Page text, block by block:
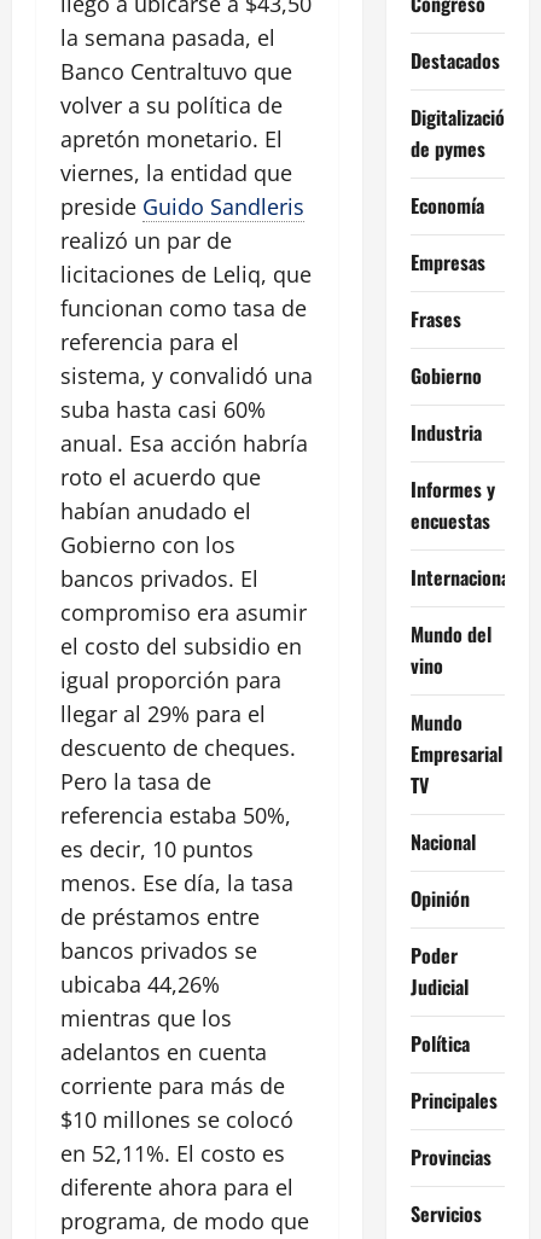
la semana pasada, el
Banco Centraltuvo que
volver a su política de
apretón monetario. El
viernes, la entidad que
preside Guido Sandleris
realizó un par de
licitaciones de Leliq, que
funcionan como tasa de
referencia para el
sistema, y convalidó una
suba hasta casi 60%
anual. Esa acción habría
roto el acuerdo que
habían anudado el
Gobierno con los
bancos privados. El
compromiso era asumir
el costo del subsidio en
igual proporción para
llegar al 29% para el
descuento de cheques.
Pero la tasa de
referencia estaba 50%,
es decir, 10 puntos
menos. Ese día, la tasa
de préstamos entre
bancos privados se
ubicaba 44,26%
mientras que los
adelantos en cuenta
corriente para más de
$10 millones se colocó
en 52,11%. El costo es
diferente ahora para el
programa, de modo que
Destacados
Digitalización
de pymes
Economía
Empresas
Frases
Gobierno
Industria
Informes y
encuestas
Internacional
Mundo del
vino
Mundo
Empresarial
TV
Nacional
Opinión
Poder
Judicial
Política
Principales
Provincias
Servicios